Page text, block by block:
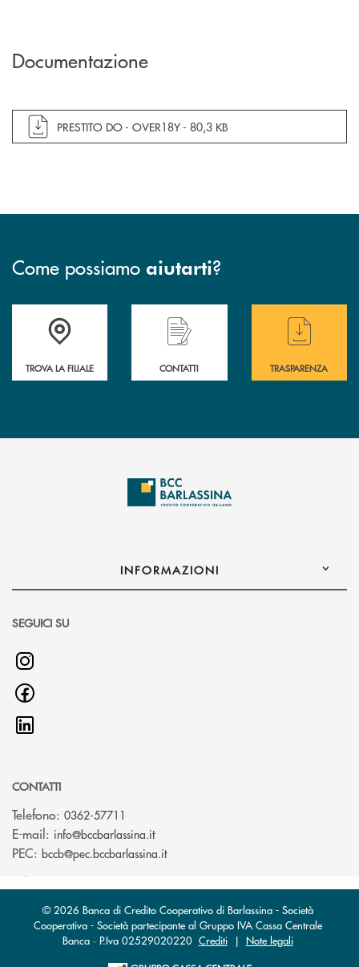
Documentazione
apre documento in una nuova finestra
PRESTITO DO - OVER18Y - 80,3 KB
Come possiamo aiutarti?
Accedi all' elenco completo delle filiali di BCC Barlassina.
TROVA LA FILIALE
Hai bisogno di assistenza immediata ?
CONTATTI
Hai bisogno di
TRASPARENZA
INFORMAZIONI
SEGUICI SU
CONTATTI
Telefono: 0362-57711
E-mail: info@bccbarlassina.it(si apre l’app di posta elettronica)
PEC: bccb@pec.bccbarlassina.it(si apre l’app di posta elettronica)
© 2026 Banca di Credito Cooperativo di Barlassina - Società
Cooperativa - Società partecipante al Gruppo IVA Cassa Centrale
Banca · P.Iva 02529020220 Crediti| Note legali